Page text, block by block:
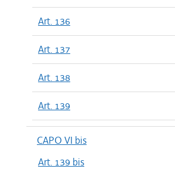
Art. 136
Art. 137
Art. 138
Art. 139
CAPO VI bis
Art. 139 bis